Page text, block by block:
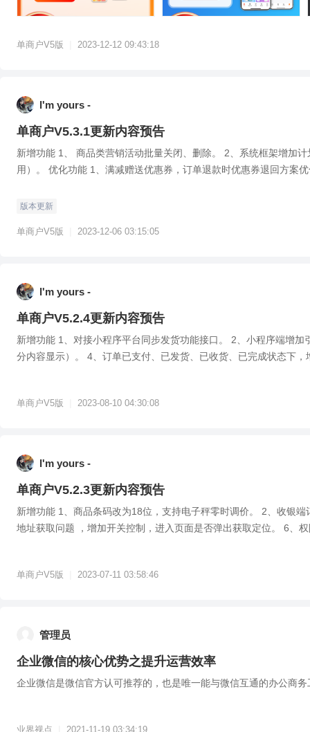
单商户V5版 2023-12-12 09:43:18
l'm yours -
单商户V5.3.1更新内容预告
新增功能 1、 商品类营销活动批量关闭、删除。 2、系统框架增加
用）。 优化功能 1、满减赠送优惠券，订单退款时优惠券退回方案
版本更新
单商户V5版 2023-12-06 03:15:05
l'm yours -
单商户V5.2.4更新内容预告
新增功能 1、对接小程序平台同步发货功能接口。 2、小程序端增
分内容显示）。 4、订单已支付、已发货、已收货、已完成状态下
单商户V5版 2023-08-10 04:30:08
l'm yours -
单商户V5.2.3更新内容预告
新增功能 1、商品条码改为18位，支持电子秤零时调价。 2、收银
地址获取问题 ，增加开关控制，进入页面是否弹出获取定位。 6、
单商户V5版 2023-07-11 03:58:46
管理员
企业微信的核心优势之提升运营效率
企业微信是微信官方认可推荐的，也是唯一能与微信互通的办公商
业界视点 2021-11-19 03:34:19